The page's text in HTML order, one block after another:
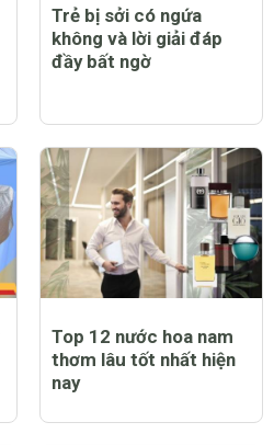
Trẻ bị sởi có ngứa
không và lời giải đáp
đầy bất ngờ
Top 12 nước hoa nam
thơm lâu tốt nhất hiện
nay